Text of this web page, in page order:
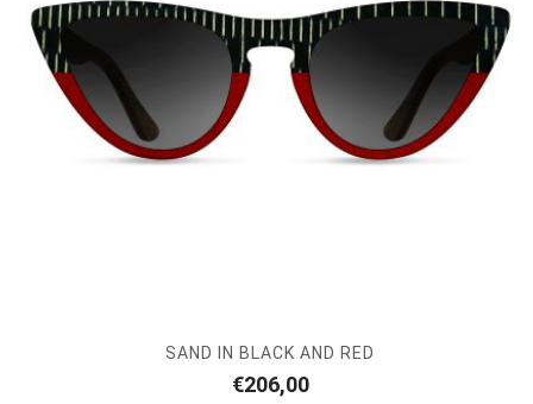
SAND IN BLACK AND RED
€206,00